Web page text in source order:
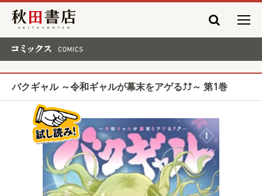
秋田書店
バクギャル ～令和ギャルが幕末をアゲる⤴⤴～ 第1巻